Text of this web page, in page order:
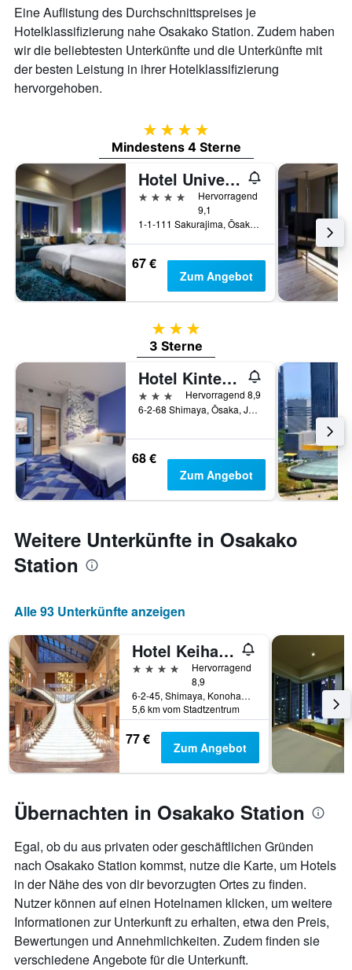
Eine Auflistung des Durchschnittspreises je
Hotelklassifizierung nahe Osakako Station. Zudem haben
wir die beliebtesten Unterkünfte und die Unterkünfte mit
der besten Leistung in ihrer Hotelklassifizierung
hervorgehoben.
4 Sterne
Mindestens 4 Sterne
Hotel Universal Port
4 Sterne
Hervorragend
9,1
1-1-111 Sakurajima, Ōsaka, Japan
67 €
Zum Angebot
3 Sterne
3 Sterne
Hotel Kintetsu Universal City
3 Sterne
Hervorragend 8,9
6-2-68 Shimaya, Ōsaka, Japan
68 €
Zum Angebot
Weitere Unterkünfte in Osakako
Station
Alle 93 Unterkünfte anzeigen
Hotel Keihan Universal Tower
4 Sterne
Hervorragend
8,9
6-2-45, Shimaya, Konohana-ku, Ōsaka, Japan
5,6 km vom Stadtzentrum
77 € Zum Angebot
Übernachten in Osakako Station
Egal, ob du aus privaten oder geschäftlichen Gründen
nach Osakako Station kommst, nutze die Karte, um Hotels
in der Nähe des von dir bevorzugten Ortes zu finden.
Nutzer können auf einen Hotelnamen klicken, um weitere
Informationen zur Unterkunft zu erhalten, etwa den Preis,
Bewertungen und Annehmlichkeiten. Zudem finden sie
verschiedene Angebote für die Unterkunft.